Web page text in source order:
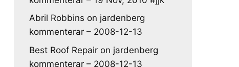
Abril Robbins on jardenberg
kommenterar – 2008-12-13
Best Roof Repair on jardenberg
kommenterar – 2008-12-13